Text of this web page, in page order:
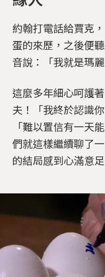
約翰打電話給賈克
蛋的來歷，之後便
音說：「我就是瑪麗
這麼多年細心呵護
夫！「我終於認識
「難以置信有一天
們就這樣繼續聊了
的結局感到心滿意足